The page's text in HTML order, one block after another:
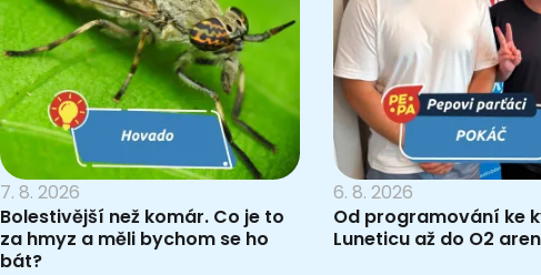
7. 8. 2026
Bolestivější než komár. Co je to
za hmyz a měli bychom se ho
bát?
6. 8. 2026
Od programování ke
Luneticu až do O2